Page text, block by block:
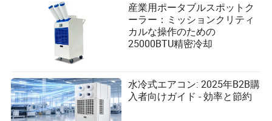
産業用ポータブルスポットク
ーラー：ミッションクリティ
カルな操作のための
25000BTU精密冷却
水冷式エアコン: 2025年B2B購
入者向けガイド - 効率と節約